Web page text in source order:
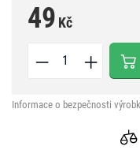
49 Kč
Informace o bezpečnosti